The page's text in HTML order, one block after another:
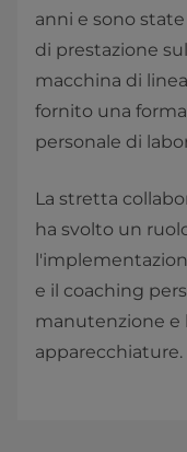
anni e sono
di prestazione
macchina di
fornito una
personale di
La stretta
ha svolto un
e il coaching
manutenzione e
apparecchiature.